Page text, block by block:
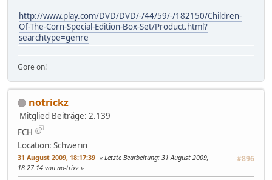
http://www.play.com/DVD/DVD/-/44/59/-/182150/Children-
Of-The-Corn-Special-Edition-Box-Set/Product.html?
searchtype=genre
Gore on!
notrickz
Mitglied Beiträge: 2.139
FCH
Location: Schwerin
31 August 2009, 18:17:39 #896
Letzte Bearbeitung: 31 August 2009,
18:27:14 von no-trixz